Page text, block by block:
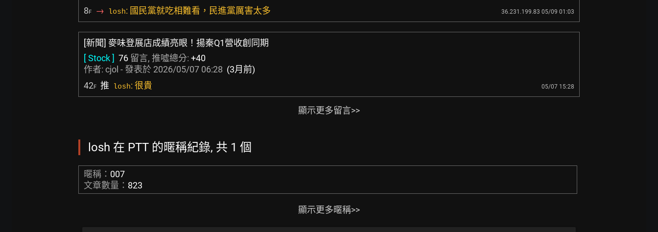
8F → losh: 國民黨就吃相難看，民進黨厲害太多 36.231.199.83 05/09 01:03
[新聞] 麥味登展店成績亮眼！揚秦Q1營收創同期
[ Stock ] 76 留言, 推噓總分: +40
作者: cjol - 發表於 2026/05/07 06:28 (3月前)
42F 推 losh: 很貴 05/07 15:28
顯示更多留言>>
losh 在 PTT 的暱稱紀錄, 共 1 個
暱稱： 007
文章數量： 823
顯示更多暱稱>>